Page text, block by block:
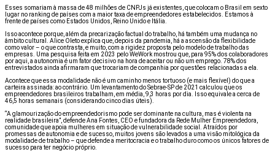
Esses somariam à massa de 48 milhões de CNPJs já existentes, que colocam o Brasil em sexto
lugar no ranking de países com a maior taxa de empreendedores estabelecidos. Estamos à
frente de países como Estados Unidos, Reino Unido e Itália.
Isso acontece porque, além da precarização factual do trabalho, há também uma mudança no
âmbito cultural. Alice Oleto explica que, depois da pandemia, há a ascensão da flexibilidade
como valor– o que contrasta, e muito, com a rigidez proposta pelo modelo de trabalho das
empresas. Uma pesquisa feita em 2023 pelo WeWork mostrou que, para 95% dos colaboradores
por aqui, a autonomia é um fator decisivo na hora de aceitar ou não um emprego. 78% dos
entrevistados ainda afirmaram que trocariam de companhia por questões relacionadas a ela.
Acontece que essa modalidade não é um caminho menos tortuoso (e mais flexível) do que a
carteira assinada: ao contrário. Um levantamento do Sebrae-SP de 2021 calculou que os
empreendedores brasileiros trabalham, em média, 9,3 horas por dia. Isso equivale a cerca de
46,5 horas semanais (considerando cinco dias úteis).
“A glamourização do empreendedorismo pode ser dominante na cultura, mas é violenta na
realidade brasileira”, defende Ana Fontes, CEO e fundadora da Rede Mulher Empreendedora,
comunidade que apoia mulheres em situação de vulnerabilidade social. Atraídos por
promessas de autonomia e de sucesso, muitos jovens são levados a uma visão mitológica da
modalidade de trabalho – que defende a meritocracia e o trabalho duro como os únicos fatores de
sucesso para ter negócio próprio.